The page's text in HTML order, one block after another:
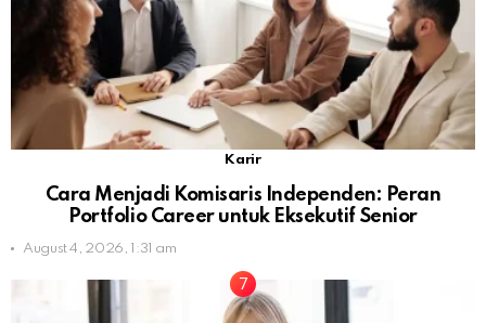
Karir
Cara Menjadi Komisaris Independen: Peran
Portfolio Career untuk Eksekutif Senior
August 4, 2026, 1:31 am